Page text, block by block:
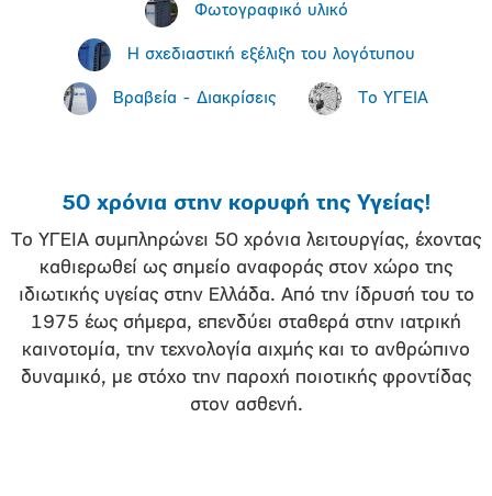
Φωτογραφικό υλικό
H σχεδιαστική εξέλιξη του λογότυπου
Βραβεία - Διακρίσεις Το ΥΓΕΙΑ
50 χρόνια στην κορυφή της Υγείας!
Το ΥΓΕΙΑ συμπληρώνει 50 χρόνια λειτουργίας, έχοντας
καθιερωθεί ως σημείο αναφοράς στον χώρο της
ιδιωτικής υγείας στην Ελλάδα. Από την ίδρυσή του το
1975 έως σήμερα, επενδύει σταθερά στην ιατρική
καινοτομία, την τεχνολογία αιχμής και το ανθρώπινο
δυναμικό, με στόχο την παροχή ποιοτικής φροντίδας
στον ασθενή.